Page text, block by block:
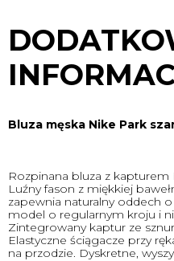
Bluza męska Nike Park
Rozpinana bluza z
Luźny fason z miękkiej
zapewnia naturalny oddech
model o regularnym kroju i
Zintegrowany kaptur ze
Elastyczne ściągacze przy
na przodzie. Dyskretne,